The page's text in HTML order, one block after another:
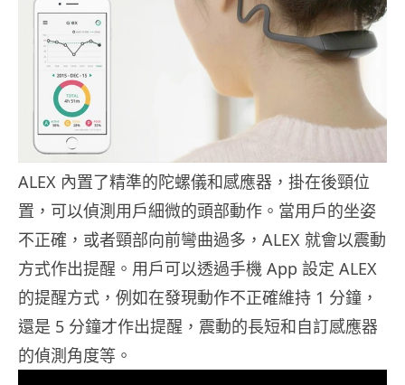
ALEX 內置了精準的陀螺儀和感應器，掛在後頸位
置，可以偵測用戶細微的頭部動作。當用戶的坐姿
不正確，或者頸部向前彎曲過多，ALEX 就會以震動
方式作出提醒。用戶可以透過手機 App 設定 ALEX
的提醒方式，例如在發現動作不正確維持 1 分鐘，
還是 5 分鐘才作出提醒，震動的長短和自訂感應器
的偵測角度等。